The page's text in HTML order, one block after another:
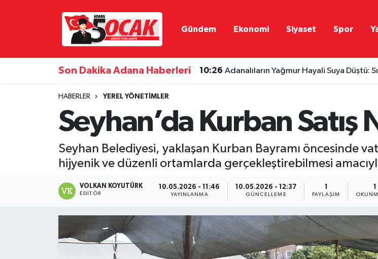
Gündem Ekonomi Siyaset Spor
Son Dakika Adana Haberleri 10:26 Adanalıların Yağmur Hayali Suya Düştü:
HABERLER YEREL YÖNETIMLER
Seyhan’da Kurban
Seyhan Belediyesi, yaklaşan Kurban Bayramı öncesinde
hijyenik ve düzenli ortamlarda gerçekleştirebilmesi
VOLKAN KOYUTÜRK
EDITÖR
10.05.2026 - 11:46
YAYINLANMA
10.05.2026 - 12:37
GÜNCELLEME PAYLAŞIM
Ekonomi
Gündem
Magazin
Hava Durumu
Tüm Manşetler
Son Dakika Haberleri
Haber Arşivi